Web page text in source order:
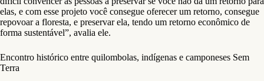
elas, e com esse projeto você consegue oferecer um retorno, consegue
repovoar a floresta, e preservar ela, tendo um retorno econômico de
forma sustentável”, avalia ele.
Encontro histórico entre quilombolas, indígenas e camponeses Sem
Terra